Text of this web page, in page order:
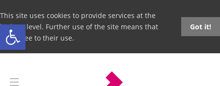
Open toolbar
This site uses cookies to provide services at the
highest level. Further use of the site means that
you agree to their use.
Got it!